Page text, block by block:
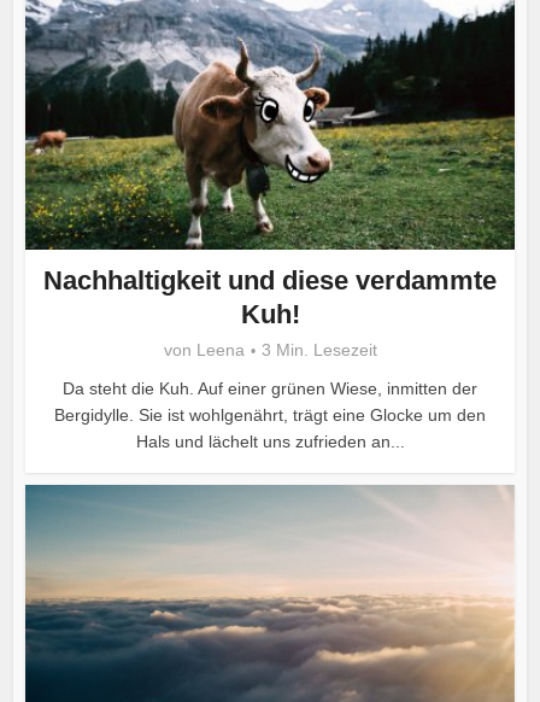
Nachhaltigkeit und diese verdammte
Kuh!
von Leena
3 Min. Lesezeit
Da steht die Kuh. Auf einer grünen Wiese, inmitten der
Bergidylle. Sie ist wohlgenährt, trägt eine Glocke um den
Hals und lächelt uns zufrieden an...